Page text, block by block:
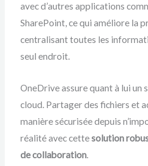
avec d’autres applications
SharePoint, ce qui améliore la
centralisant toutes les
seul endroit.
OneDrive assure quant à lui un
cloud. Partager des fichiers et
manière sécurisée depuis
réalité avec cettesolution
de collaboration.